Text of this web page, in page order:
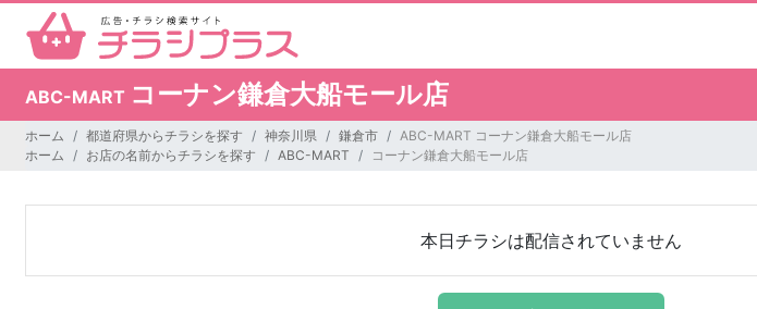
ABC-MART コーナン鎌倉大船モール店
ホーム 都道府県からチラシを探す 神奈川県 鎌倉市
ABC-MART コーナン鎌倉大船モール店
ホーム
お店の名前からチラシを探す ABC-MART コーナン鎌倉大船モール店
本日チラシは配信されていません